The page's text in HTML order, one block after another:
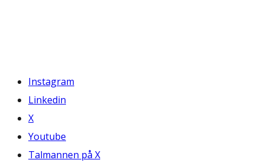
Instagram
Linkedin
X
Youtube
Talmannen på X